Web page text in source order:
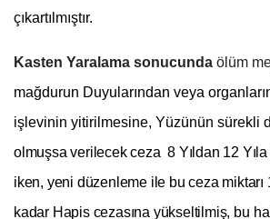
çıkartılmıştır.
Kasten Yaralama sonucunda ölüm
mağdurun Duyularından veya
işlevinin yitirilmesine, Yüzünün sürekli
olmuşsa verilecek ceza 8 Yıldan 12
iken, yeni düzenleme ile bu ceza miktarı
kadar Hapis cezasına yükseltilmiş, bu